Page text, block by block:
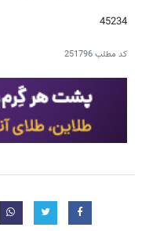
45234
کد مطلب251796